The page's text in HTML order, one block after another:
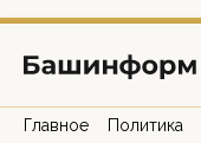
Главное Политика